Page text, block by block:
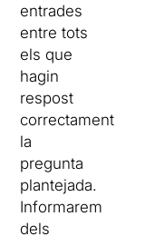
entrades
entre tots
els que
hagin
respost
correctament
la
pregunta
plantejada.
Informarem
dels